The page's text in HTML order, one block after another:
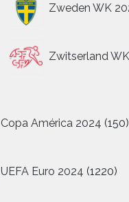
Zweden WK
Zwitserland
Copa América 2024 150
UEFA Euro 2024 1220